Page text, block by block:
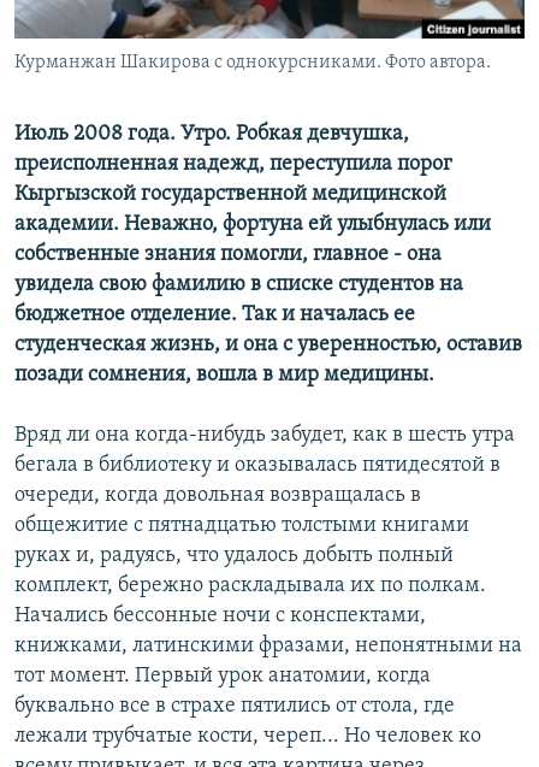
Курманжан Шакирова с однокурсниками. Фото автора.
Июль 2008 года. Утро. Робкая девчушка,
преисполненная надежд, переступила порог
Кыргызской государственной медицинской
академии. Неважно, фортуна ей улыбнулась или
собственные знания помогли, главное - она
увидела свою фамилию в списке студентов на
бюджетное отделение. Так и началась ее
студенческая жизнь, и она с уверенностью, оставив
позади сомнения, вошла в мир медицины.
Вряд ли она когда-нибудь забудет, как в шесть утра
бегала в библиотеку и оказывалась пятидесятой в
очереди, когда довольная возвращалась в
общежитие с пятнадцатью толстыми книгами
руках и, радуясь, что удалось добыть полный
комплект, бережно раскладывала их по полкам.
Начались бессонные ночи с конспектами,
книжками, латинскими фразами, непонятными на
тот момент. Первый урок анатомии, когда
буквально все в страхе пятились от стола, где
лежали трубчатые кости, череп... Но человек ко